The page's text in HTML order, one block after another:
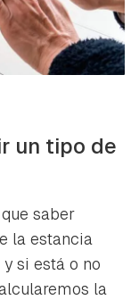
un tipo de
saber
la estancia
si está o no
la